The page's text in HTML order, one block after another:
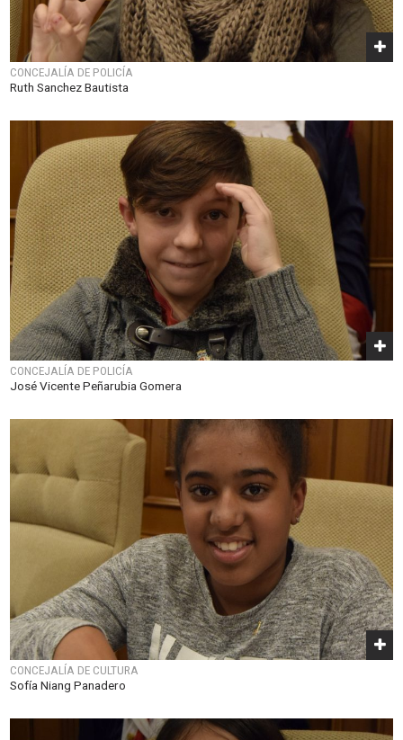
CONCEJALÍA DE POLICÍA
Ruth Sanchez Bautista
CONCEJALÍA DE POLICÍA
José Vicente Peñarubia Gomera
CONCEJALÍA DE CULTURA
Sofía Niang Panadero